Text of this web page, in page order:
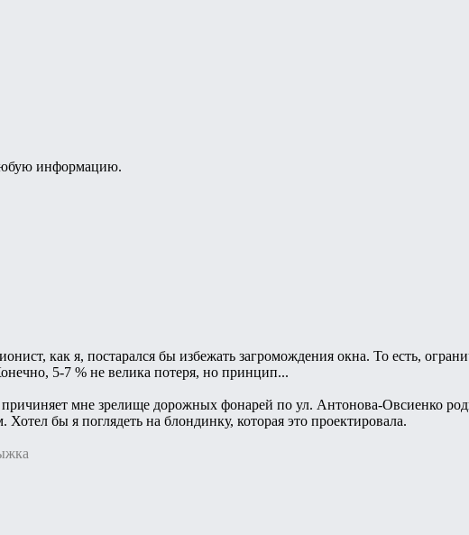
информацию.
как я, постарался бы избежать загромождения окна. То есть,
5-7 % не велика потеря, но принцип...
причиняет мне зрелище дорожных фонарей по ул. Антонова-Овсиенко
бы я поглядеть на блондинку, которая это проектировала.